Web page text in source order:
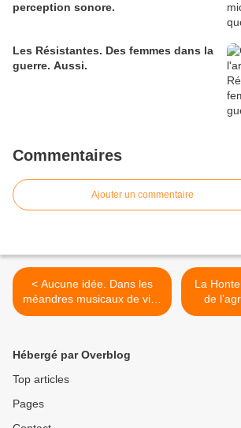
perception sonore.
Les Résistantes. Des femmes dans la
guerre. Aussi.
Commentaires
Ajouter un commentaire
< Aucune idée. Dans les
méandres musicaux de vies
tissées d’absurde.
La
de
cesse
Hébergé par Overblog
Top articles
Pages